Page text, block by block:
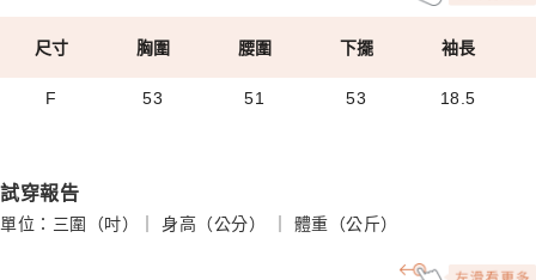
尺寸 胸圍 腰圍 下擺 袖長
F 53 51 53 18.5
試穿報告
單位：三圍（吋）｜ 身高（公分） ｜ 體重（公斤）